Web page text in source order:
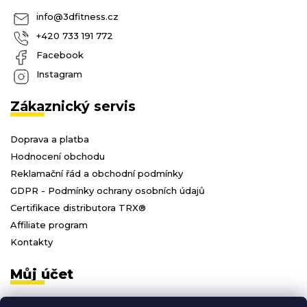
info@3dfitness.cz
+420 733 191 772
Facebook
Instagram
Zákaznický servis
Doprava a platba
Hodnocení obchodu
Reklamační řád a obchodní podmínky
GDPR - Podmínky ochrany osobních údajů
Certifikace distributora TRX®
Affiliate program
Kontakty
Můj účet